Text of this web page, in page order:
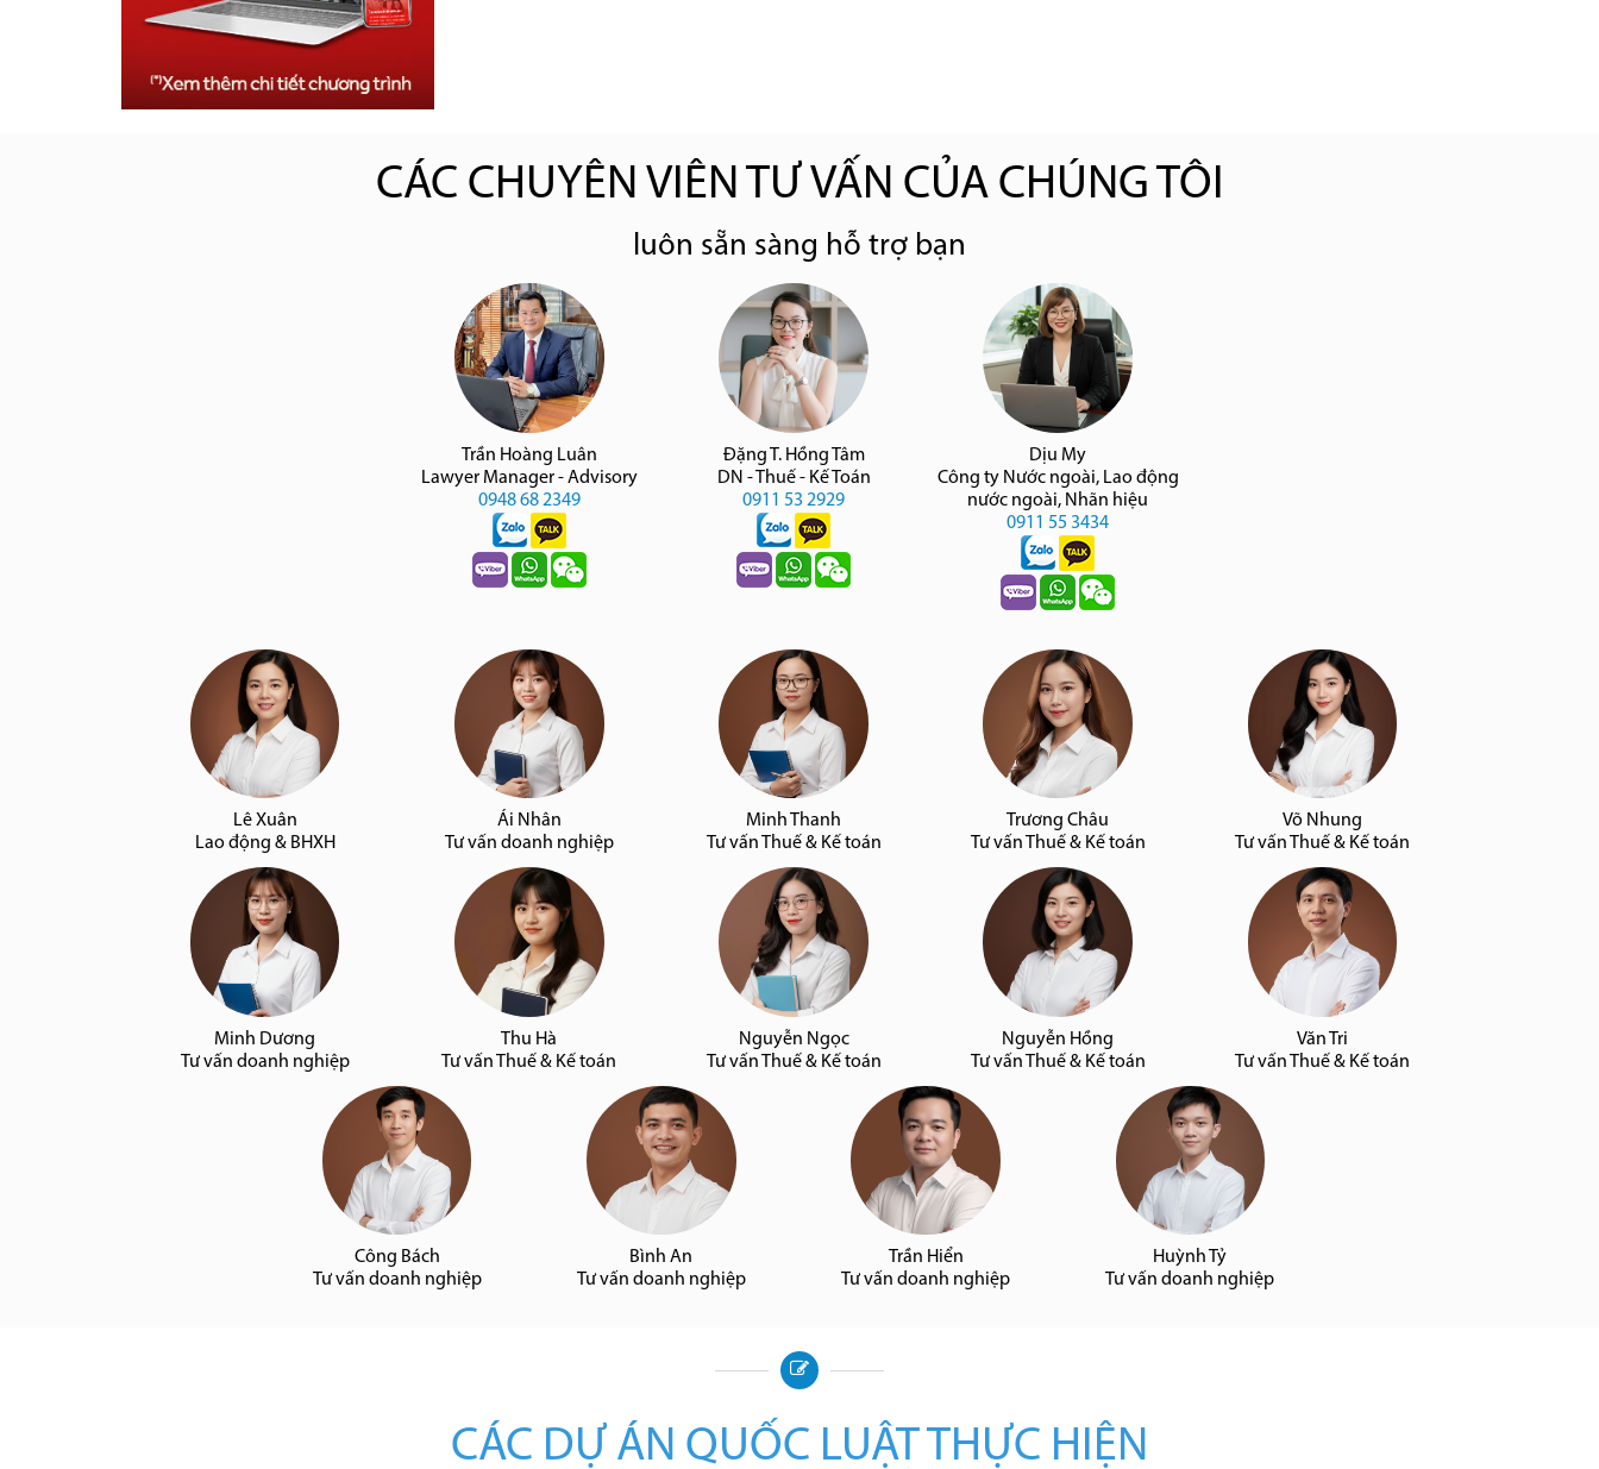
CÁC CHUYÊN VIÊN TƯ VẤN CỦA CHÚNG TÔI
luôn sẵn sàng hỗ trợ bạn
Trần Hoàng Luân
Lawyer Manager - Advisory
0948 68 2349
Đặng T. Hồng Tâm
DN - Thuế - Kế Toán
0911 53 2929
Dịu My
Công ty Nước ngoài, Lao động
nước ngoài, Nhãn hiệu
0911 55 3434
Lê Xuân
Lao động & BHXH
Ái Nhân
Tư vấn doanh nghiệp
Minh Thanh
Tư vấn Thuế & Kế toán
Trương Châu
Tư vấn Thuế & Kế toán
Võ Nhung
Tư vấn Thuế & Kế toán
Minh Dương
Tư vấn doanh nghiệp
Thu Hà
Tư vấn Thuế & Kế toán
Nguyễn Ngọc
Tư vấn Thuế & Kế toán
Nguyễn Hồng
Tư vấn Thuế & Kế toán
Văn Tri
Tư vấn Thuế & Kế toán
Công Bách
Tư vấn doanh nghiệp
Bình An
Tư vấn doanh nghiệp
Trần Hiển
Tư vấn doanh nghiệp
Huỳnh Tỷ
Tư vấn doanh nghiệp
CÁC DỰ ÁN QUỐC LUẬT THỰC HIỆN